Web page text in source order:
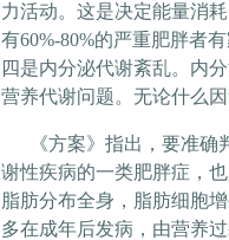
力活动。这是决定能量消
有60%-80%的严重肥胖者
四是内分泌代谢紊乱。内
营养代谢问题。无论什么
《方案》指出，要准确
谢性疾病的一类肥胖症，
脂肪分布全身，脂肪细胞
多在成年后发病，由营养